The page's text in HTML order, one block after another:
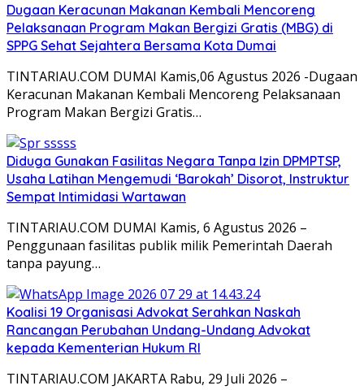
Dugaan Keracunan Makanan Kembali Mencoreng
Pelaksanaan Program Makan Bergizi Gratis (MBG) di
SPPG Sehat Sejahtera Bersama Kota Dumai
TINTARIAU.COM DUMAI Kamis,06 Agustus 2026 -Dugaan
Keracunan Makanan Kembali Mencoreng Pelaksanaan
Program Makan Bergizi Gratis…
Diduga Gunakan Fasilitas Negara Tanpa Izin DPMPTSP,
Usaha Latihan Mengemudi ‘Barokah’ Disorot, Instruktur
Sempat Intimidasi Wartawan
TINTARIAU.COM DUMAI Kamis, 6 Agustus 2026 –
Penggunaan fasilitas publik milik Pemerintah Daerah
tanpa payung…
Koalisi 19 Organisasi Advokat Serahkan Naskah
Rancangan Perubahan Undang-Undang Advokat
kepada Kementerian Hukum RI
TINTARIAU.COM JAKARTA Rabu, 29 Juli 2026 –